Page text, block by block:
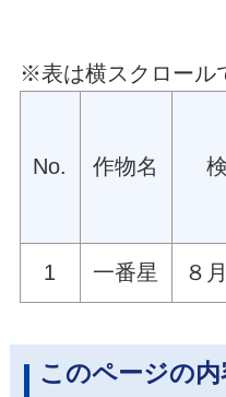
※表は横スクロール
No. 作物名
1 一番星 ８
このページの